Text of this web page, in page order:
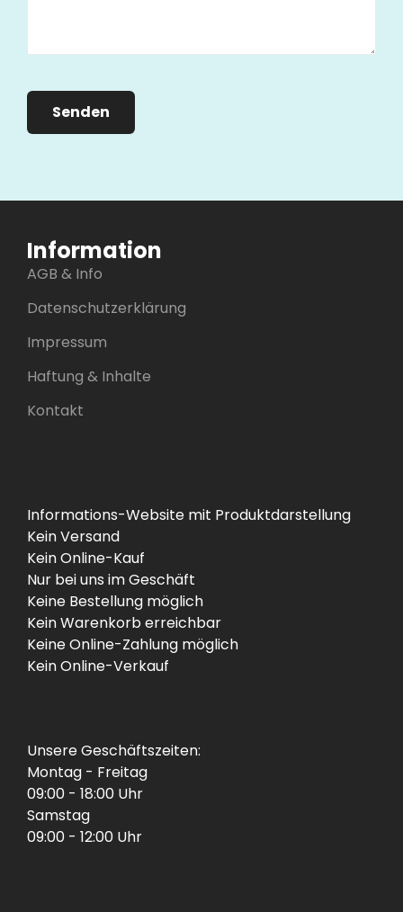
Information
AGB & Info
Datenschutzerklärung
Impressum
Haftung & Inhalte
Kontakt
Informations-Website mit Produktdarstellung
Kein Versand
Kein Online-Kauf
Nur bei uns im Geschäft
Keine Bestellung möglich
Kein Warenkorb erreichbar
Keine Online-Zahlung möglich
Kein Online-Verkauf
Unsere Geschäftszeiten:
Montag - Freitag
09:00 - 18:00 Uhr
Samstag
09:00 - 12:00 Uhr